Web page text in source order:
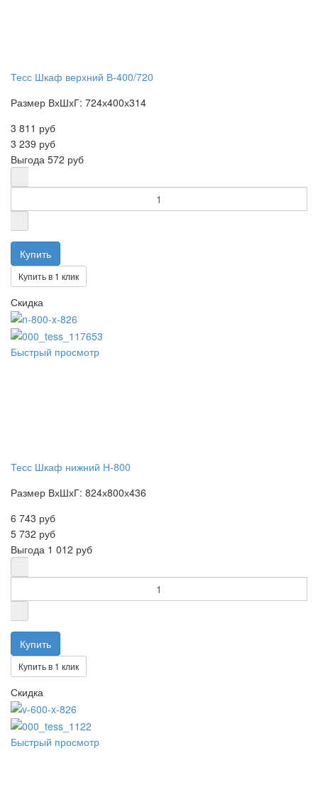
Тесс Шкаф верхний В-400/720
Размер ВхШхГ: 724х400х314
3 811 руб
3 239 руб
Выгода 572 руб
Купить в 1 клик
Скидка
Быстрый просмотр
Тесс Шкаф нижний Н-800
Размер ВхШхГ: 824х800х436
6 743 руб
5 732 руб
Выгода 1 012 руб
Купить в 1 клик
Скидка
Быстрый просмотр